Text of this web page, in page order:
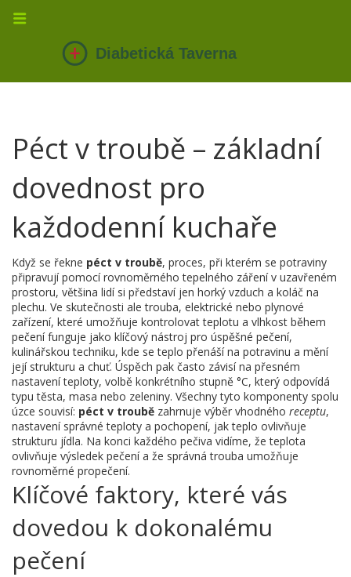
Péct v troubě – základní
dovednost pro
každodenní kuchaře
Když se řekne péct v troubě, proces, při kterém se potraviny
připravují pomocí rovnoměrného tepelného záření v uzavřeném
prostoru, většina lidí si představí jen horký vzduch a koláč na
plechu. Ve skutečnosti aletrouba, elektrické nebo plynové
zařízení, které umožňuje kontrolovat teplotu a vlhkost během
pečenífunguje jako klíčový nástroj pro úspěšné pečení,
kulinářskou techniku, kde se teplo přenáší na potravinu a mění
její strukturu a chuť. Úspěch pak často závisí na přesném
nastavení teploty, volbě konkrétního stupně °C, který odpovídá
typu těsta, masa nebo zeleniny. Všechny tyto komponenty spolu
úzce souvisí: péct v troubě zahrnuje výběr vhodného receptu,
nastavení správné teploty a pochopení, jak teplo ovlivňuje
strukturu jídla. Na konci každého pečiva vidíme, že teplota
ovlivňuje výsledek pečení a že správná trouba umožňuje
rovnoměrné propečení.
Klíčové faktory, které vás
dovedou k dokonalému
pečení